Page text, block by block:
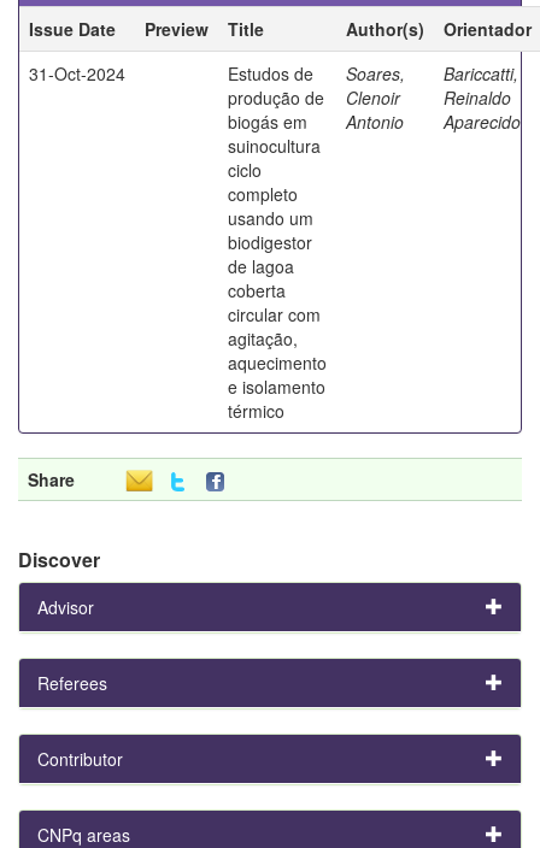
Issue Date
Preview Title Author(s)
Orientador
31-Oct-2024
Estudos de
produção de
biogás em
suinocultura
ciclo
completo
usando um
biodigestor
de lagoa
coberta
circular com
agitação,
aquecimento
e isolamento
térmico
Soares,
Clenoir
Antonio
Bariccatti,
Reinaldo
Aparecido
Share
Discover
Advisor
Referees
Contributor
CNPq areas